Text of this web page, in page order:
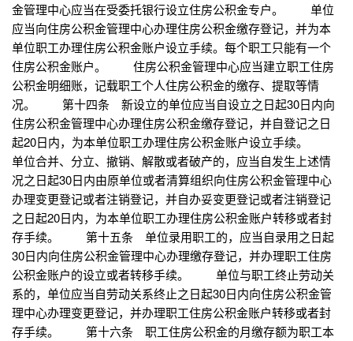
金管理中心应当在受委托银行设立住房公积金专户。 单位
应当向住房公积金管理中心办理住房公积金缴存登记，并为本
单位职工办理住房公积金账户设立手续。每个职工只能有一个
住房公积金账户。 住房公积金管理中心应当建立职工住房
公积金明细账，记载职工个人住房公积金的缴存、提取等情
况。 第十四条 新设立的单位应当自设立之日起30日内向
住房公积金管理中心办理住房公积金缴存登记，并自登记之日
起20日内，为本单位职工办理住房公积金账户设立手续。
单位合并、分立、撤销、解散或者破产的，应当自发生上述情
况之日起30日内由原单位或者清算组织向住房公积金管理中心
办理变更登记或者注销登记，并自办妥变更登记或者注销登记
之日起20日内，为本单位职工办理住房公积金账户转移或者封
存手续。 第十五条 单位录用职工的，应当自录用之日起
30日内向住房公积金管理中心办理缴存登记，并办理职工住房
公积金账户的设立或者转移手续。 单位与职工终止劳动关
系的，单位应当自劳动关系终止之日起30日内向住房公积金管
理中心办理变更登记，并办理职工住房公积金账户转移或者封
存手续。 第十六条 职工住房公积金的月缴存额为职工本